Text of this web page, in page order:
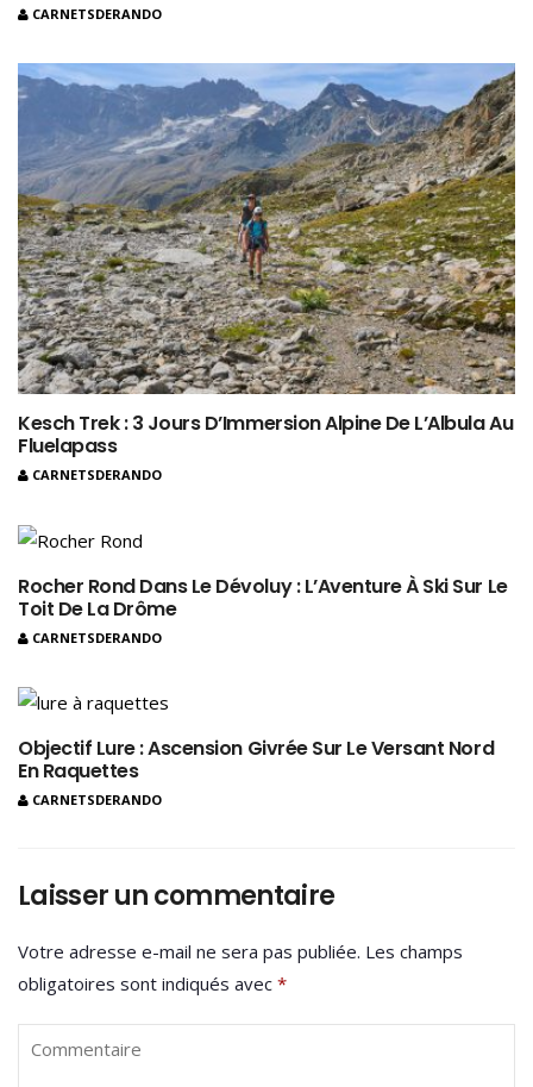
CARNETSDERANDO
Kesch Trek : 3 Jours D’Immersion Alpine De L’Albula Au
Fluelapass
CARNETSDERANDO
Rocher Rond Dans Le Dévoluy : L’Aventure À Ski Sur Le
Toit De La Drôme
CARNETSDERANDO
Objectif Lure : Ascension Givrée Sur Le Versant Nord
En Raquettes
CARNETSDERANDO
Laisser un commentaire
Votre adresse e-mail ne sera pas publiée. Les champs
obligatoires sont indiqués avec *